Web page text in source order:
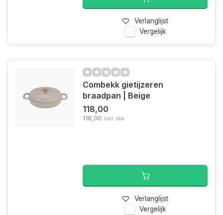
Verlanglijst
Vergelijk
Combekk gietijzeren
braadpan | Beige
118,00
118,00 Incl. btw
Verlanglijst
Vergelijk